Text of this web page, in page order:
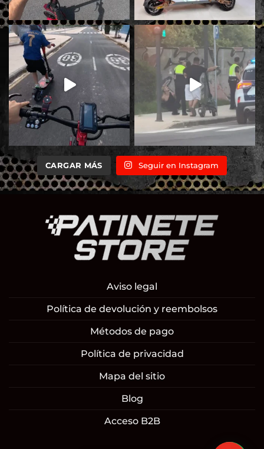
CARGAR MÁS Seguir en Instagram
Aviso legal
Política de devolución y reembolsos
Métodos de pago
Política de privacidad
Mapa del sitio
Blog
Acceso B2B